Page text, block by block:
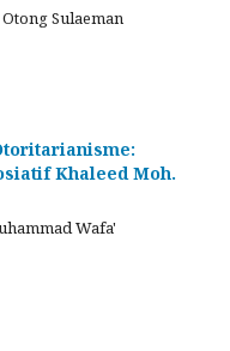
Sulaeman
Khaleed Moh.
Wafa'